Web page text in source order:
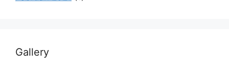
Gallery